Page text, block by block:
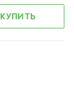
КУПИТЬ